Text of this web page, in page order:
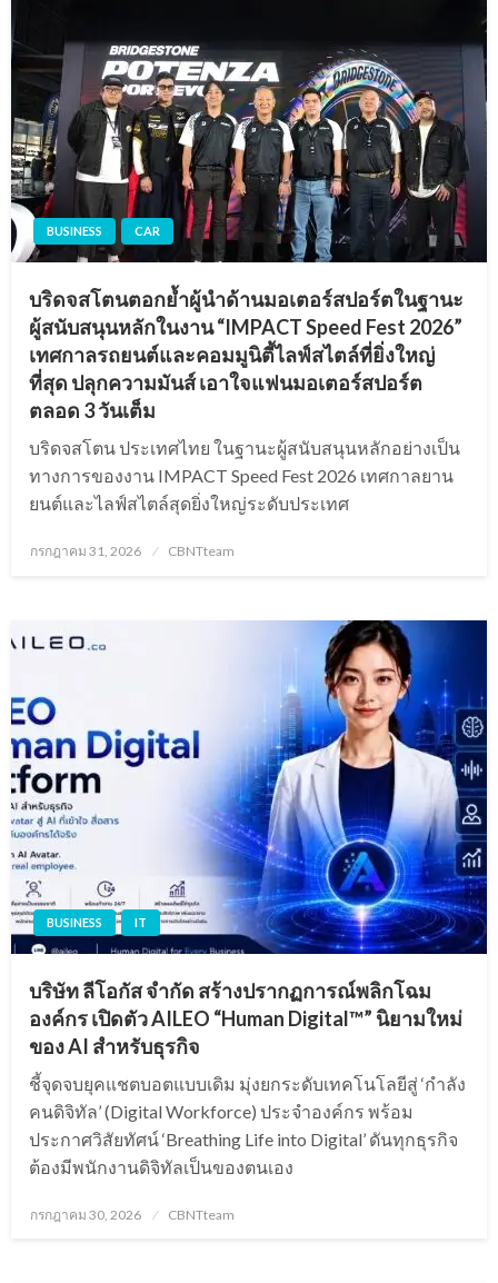
BUSINESS CAR
บริดจสโตนตอกย้ำผู้นำด้านมอเตอร์สปอร์ตในฐานะ
ผู้สนับสนุนหลักในงาน “IMPACT Speed Fest 2026”
เทศกาลรถยนต์และคอมมูนิตี้ไลฟ์สไตล์ที่ยิ่งใหญ่
ที่สุด ปลุกความมันส์ เอาใจแฟนมอเตอร์สปอร์ต
ตลอด 3 วันเต็ม
บริดจสโตน ประเทศไทย ในฐานะผู้สนับสนุนหลักอย่างเป็น
ทางการของงาน IMPACT Speed Fest 2026 เทศกาลยาน
ยนต์และไลฟ์สไตล์สุดยิ่งใหญ่ระดับประเทศ
Posted
กรกฎาคม 31, 2026 CBNTteam
BUSINESS IT
บริษัท ลีโอกัส จำกัด สร้างปรากฏการณ์พลิกโฉม
องค์กร เปิดตัว AILEO “Human Digital™” นิยามใหม่
ของ AI สำหรับธุรกิจ
ชี้จุดจบยุคแชตบอตแบบเดิม มุ่งยกระดับเทคโนโลยีสู่ ‘กำลัง
คนดิจิทัล’ (Digital Workforce) ประจำองค์กร พร้อม
ประกาศวิสัยทัศน์ ‘Breathing Life into Digital’ ดันทุกธุรกิจ
ต้องมีพนักงานดิจิทัลเป็นของตนเอง
Posted
กรกฎาคม 30, 2026 CBNTteam